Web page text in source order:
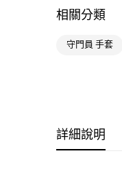
相關分類
守門員 手套
詳細說明